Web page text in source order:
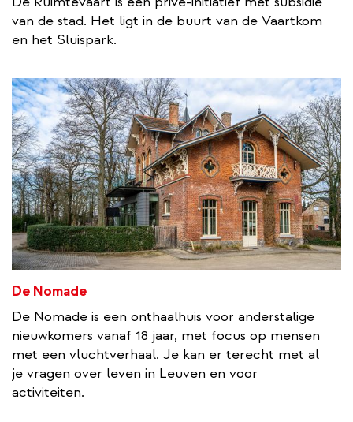
a
l
l
i
n
k
van de stad. Het ligt in de buurt van de Vaartkom
en het Sluispark.
De Nomade
De Nomade is een onthaalhuis voor anderstalige
nieuwkomers vanaf 18 jaar, met focus op mensen
met een vluchtverhaal. Je kan er terecht met al
je vragen over leven in Leuven en voor
activiteiten.